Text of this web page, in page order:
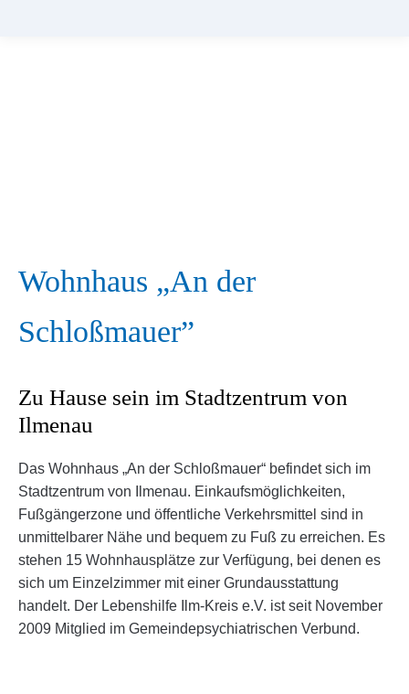
Wohnhaus „An der
Schloßmauer”
Zu Hause sein im Stadtzentrum von
Ilmenau
Das Wohnhaus „An der Schloßmauer“ befindet sich im
Stadtzentrum von Ilmenau. Einkaufsmöglichkeiten,
Fußgängerzone und öffentliche Verkehrsmittel sind in
unmittelbarer Nähe und bequem zu Fuß zu erreichen. Es
stehen 15 Wohnhausplätze zur Verfügung, bei denen es
sich um Einzelzimmer mit einer Grundausstattung
handelt. Der Lebenshilfe Ilm-Kreis e.V. ist seit November
2009 Mitglied im Gemeindepsychiatrischen Verbund.